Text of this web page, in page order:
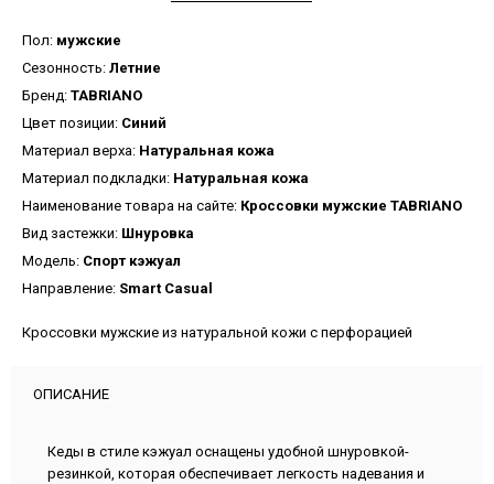
Пол: мужские
Сезонность: Летние
Бренд: TABRIANO
Цвет позиции: Синий
Материал верха: Натуральная кожа
Материал подкладки: Натуральная кожа
Наименование товара на сайте: Кроссовки мужские TABRIANO
Вид застежки: Шнуровка
Модель: Спорт кэжуал
Направление: Smart Casual
Кроссовки мужские из натуральной кожи с перфорацией
ОПИСАНИЕ
Кеды в стиле кэжуал оснащены удобной шнуровкой-
резинкой, которая обеспечивает легкость надевания и